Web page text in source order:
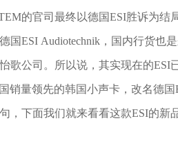
的官司最终以德国ESI胜诉为结
国ESI Audiotechnik，国内行货也
歌公司。所以说，其实现在的ESI
销量领先的韩国小声卡，改名德
，下面我们就来看看这款ESI的新